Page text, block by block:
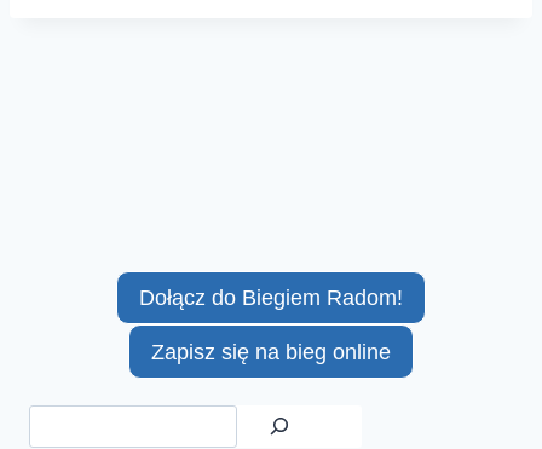
Dołącz do Biegiem Radom!
Zapisz się na bieg online
Szukaj